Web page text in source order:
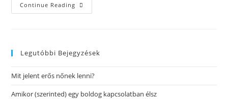
Continue Reading
Legutóbbi Bejegyzések
Mit jelent erős nőnek lenni?
Amikor (szerinted) egy boldog kapcsolatban élsz